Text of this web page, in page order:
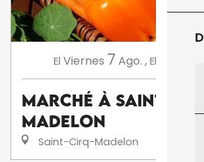
El Viernes 7 Ago. ,El
Marché à Saint-
Madelon
Saint-Cirq-Madelon